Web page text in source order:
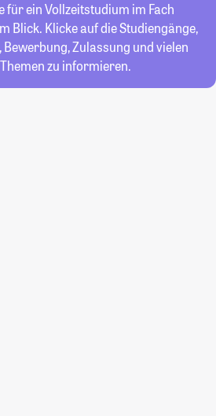
für ein Vollzeitstudium im Fach
Blick. Klicke auf die Studiengänge,
Zulassung und vielen
zu informieren.